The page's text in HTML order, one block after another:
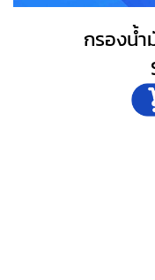
กรองน้ำ